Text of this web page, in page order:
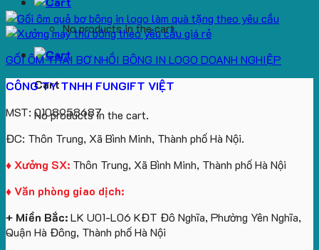
No products in the cart.
Cart
No products in the cart.
GỐI ÔM TRÁI BƠ NHỒI BÔNG IN LOGO DOANH NGHIỆP
CÔNG TY TNHH FUNGIFT VIỆT
MST: 0108958687
ĐC: Thôn Trung, Xã Bình Minh, Thành phố Hà Nội.
♦ Xưởng SX: Thôn Trung, Xã Bình Minh, Thành phố Hà Nội
♦ Văn phòng giao dịch:
+ Miền Bắc:LK U01-L06 KĐT Đô Nghĩa, Phường Yên Nghĩa,
Quận Hà Đông, Thành phố Hà Nội